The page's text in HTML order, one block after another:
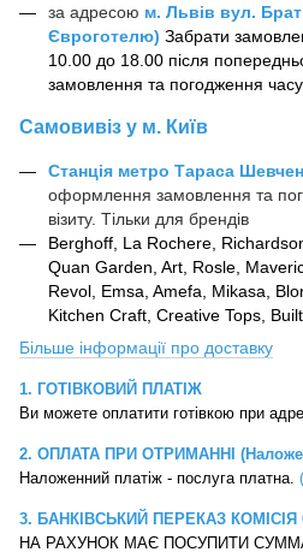
за адресою м. Львів вул.
Євроготелю) Забрати
10.00 до 18.00 після
замовлення та погодження часу
Самовивіз у м. Київ
Станція метро Тараса
оформлення замовлення та
візиту. Тільки для брендів
Berghoff, La Rochere,
Quan Garden Art, Rosle,
Revol, Emsa, Amefa, Mikasa,
Kitchen Craft, Creative Tops,
Більше інформації про доставку
1. ГОТІВКОВИЙ ПЛАТІЖ
2. ОПЛАТА ПРИ ОТРИМАННІ
Наложенний платіж - послуга платна. (
3. БАНКІВСЬКИЙ ПЕРЕКАЗ КОМІСІЯ
НА РАХУНОК МАЄ ПОСУПИТИ